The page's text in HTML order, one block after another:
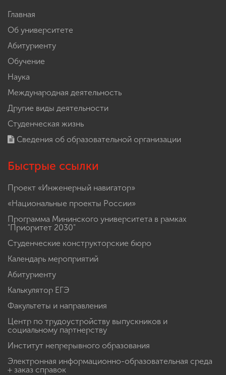
Главная
Об университете
Абитуриенту
Обучение
Наука
Международная деятельность
Другие виды деятельности
Студенческая жизнь
Сведения об образовательной организации
Быстрые ссылки
Проект «Инженерный навигатор»
«Национальные проекты России»
Программа Мининского университета в рамках
"Приоритет 2030"
Студенческие конструкторские бюро
Календарь мероприятий
Абитуриенту
Калькулятор ЕГЭ
Факультеты и направления
Центр по трудоустройству выпускников и
социальному партнерству
Институт непрерывного образования
Электронная информационно-образовательная среда
+ заказ справок